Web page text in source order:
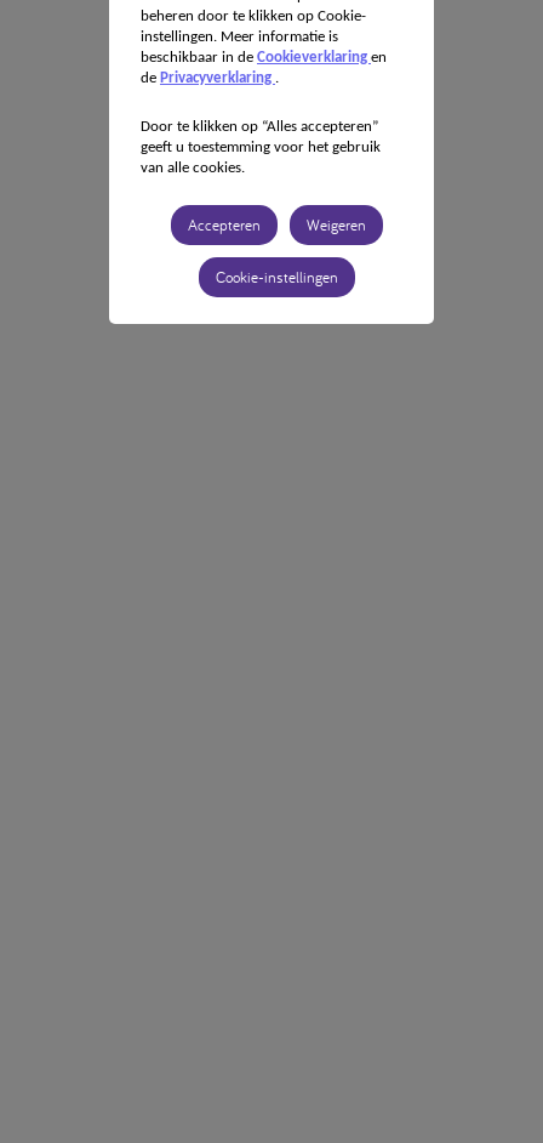
beheren door te klikken op Cookie-
instellingen. Meer informatie is
beschikbaar in de Cookieverklaring en
de Privacyverklaring .
Door te klikken op “Alles accepteren”
geeft u toestemming voor het gebruik
van alle cookies.
Accepteren Weigeren
Cookie-instellingen